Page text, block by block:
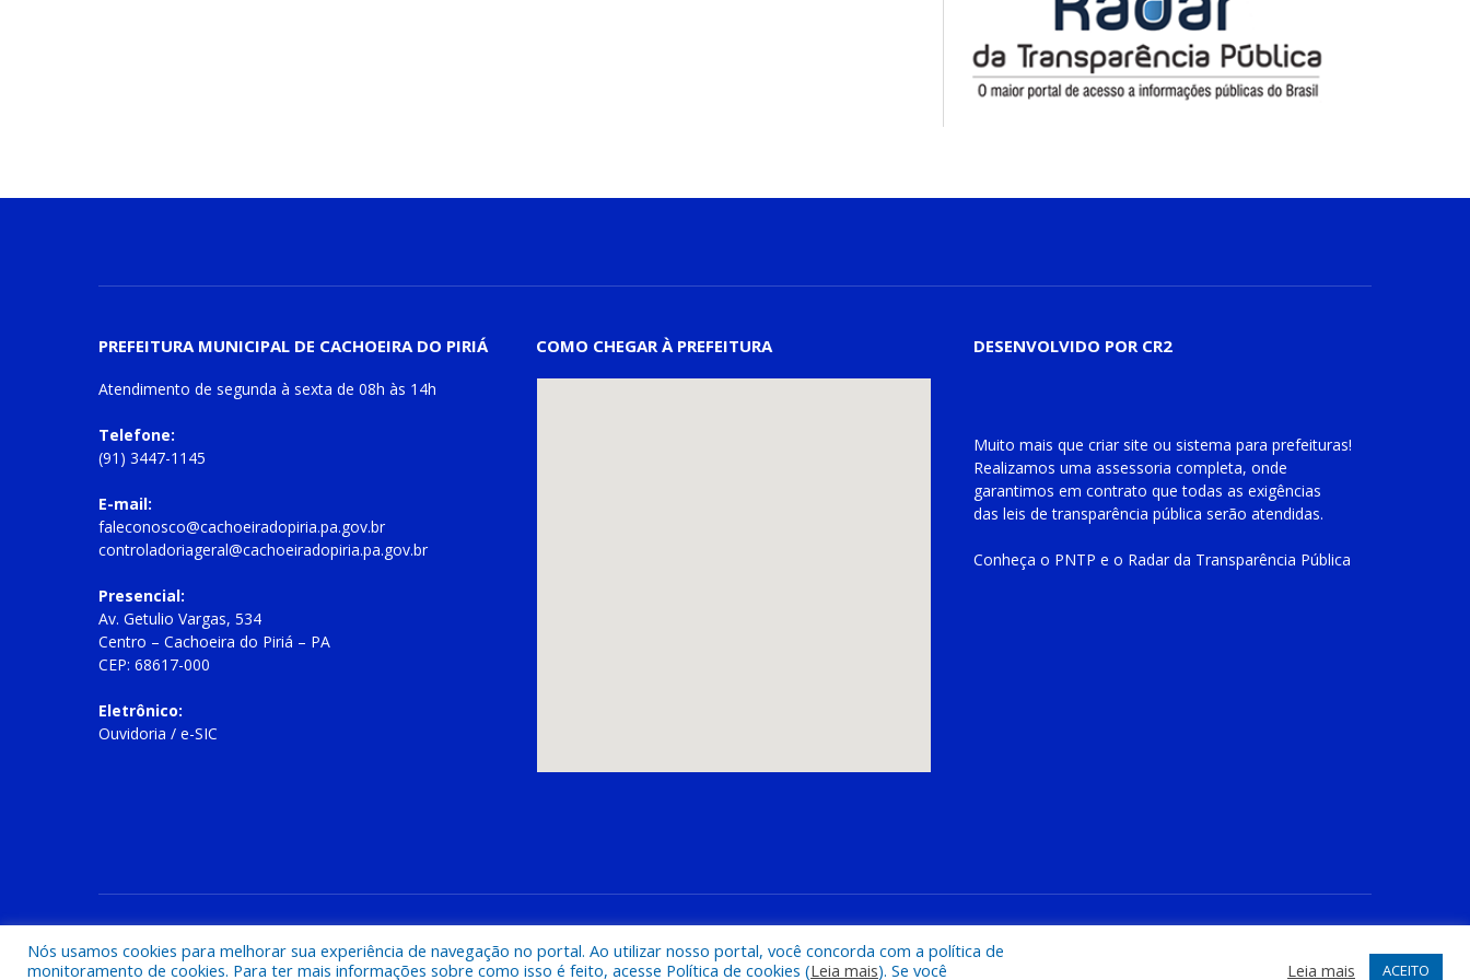
PREFEITURA MUNICIPAL DE CACHOEIRA DO PIRIÁ
Atendimento de segunda à sexta de 08h às 14h
Telefone:
(91) 3447-1145
E-mail:
faleconosco@cachoeiradopiria.pa.gov.br
controladoriageral@cachoeiradopiria.pa.gov.br
Presencial:
Av. Getulio Vargas, 534
Centro – Cachoeira do Piriá – PA
CEP: 68617-000
Eletrônico:
Ouvidoria / e-SIC
COMO CHEGAR À PREFEITURA DESENVOLVIDO POR CR2
Muito mais que criar site ou sistema para prefeituras!
Realizamos uma assessoria completa, onde
garantimos em contrato que todas as exigências
das leis de transparência pública serão atendidas.
Conheça o PNTP e o Radar da Transparência Pública
Nós usamos cookies para melhorar sua experiência de navegação no portal. Ao utilizar nosso portal, você concorda com a política de
monitoramento de cookies. Para ter mais informações sobre como isso é feito, acesse Política de cookies (Leia mais). Se você
Leia mais ACEITO